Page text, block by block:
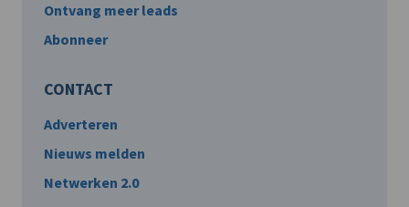
Ontvang meer leads
Abonneer
CONTACT
Adverteren
Nieuws melden
Netwerken 2.0